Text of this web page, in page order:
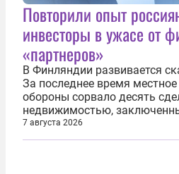
Повторили опыт
инвесторы в ужасе от
«партнеров»
В Финляндии развивается
За последнее время
обороны сорвало десять
недвижимостью,
фирмами с китайским
заявили, что они могли
7 августа 2026